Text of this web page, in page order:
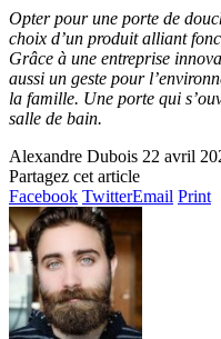
Opter pour une porte de
choix d’un produit alliant
Grâce à une entreprise
aussi un geste pour
la famille. Une porte qui
salle de bain.
Alexandre Dubois 22 avril
Partagez cet article
Facebook TwitterEmail Print